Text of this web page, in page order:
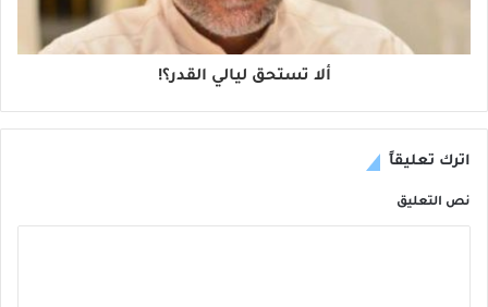
ألا تستحق ليالي القدر؟!
اترك تعليقاً
نص التعليق